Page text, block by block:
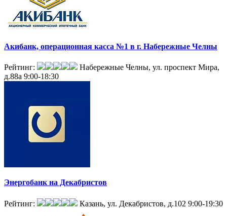
Акибанк, операционная касса №1 в г. Набережные Челны
Рейтинг:
Набережные Челны, ул. проспект Мира,
д.88а 9:00-18:30
Энергобанк на Декабристов
Рейтинг: Казань, ул. Декабристов, д.102 9:00-19:30